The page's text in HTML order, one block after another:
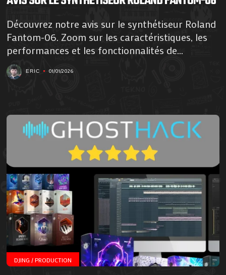
Découvrez notre avis sur le synthétiseur Roland
Fantom-06. Zoom sur les caractéristiques, les
performances et les fonctionnalités de...
ERIC 01/01/2026
DJING / PRODUCTION